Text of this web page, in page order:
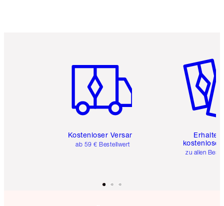
Kostenloser Versand
ab 59 € Bestellwert
Erhalte
kostenlose
zu allen